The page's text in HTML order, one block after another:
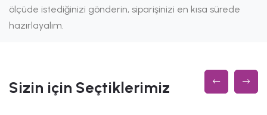
ölçüde istediğinizi gönderin, siparişinizi en kısa sürede
hazırlayalım.
Sizin için Seçtiklerimiz